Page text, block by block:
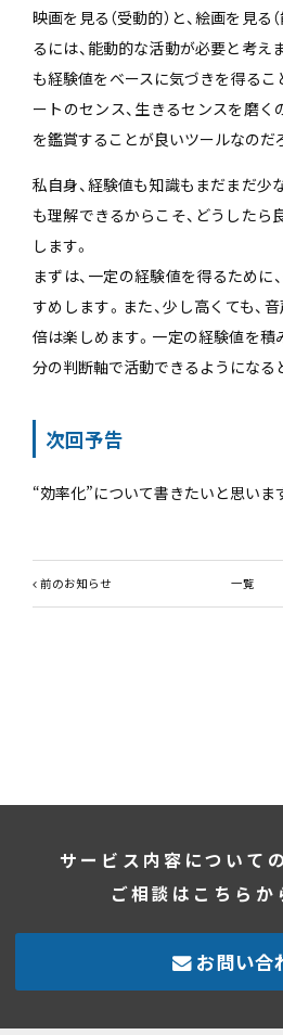
映画を見る（受動的）と、絵画を見る
るには、能動的な活動が必要と考え
も経験値をベースに気づきを得るこ
ートのセンス、生きるセンスを磨く
を鑑賞することが良いツールなのだ
私自身、経験値も知識もまだまだ少
も理解できるからこそ、どうしたら
します。
まずは、一定の経験値を得るために
すめします。また、少し高くても、
倍は楽しめます。一定の経験値を積
分の判断軸で活動できるようになる
次回予告
“効率化”について書きたいと思いま
前のお知らせ 一覧
サービス内容について
ご相談はこちらか
お問い合